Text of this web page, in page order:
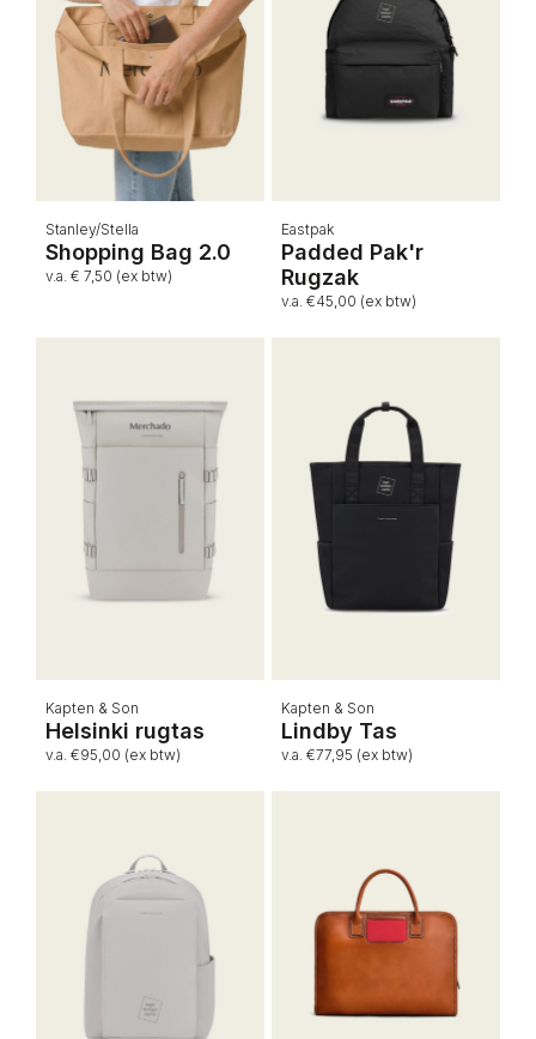
Stanley/Stella
Shopping Bag 2.0
v.a. € 7,50 (ex btw)
Eastpak
Padded Pak'r
Rugzak
v.a. €45,00 (ex btw)
Kapten & Son
Helsinki rugtas
v.a. €95,00 (ex btw)
Kapten & Son
Lindby Tas
v.a. €77,95 (ex btw)